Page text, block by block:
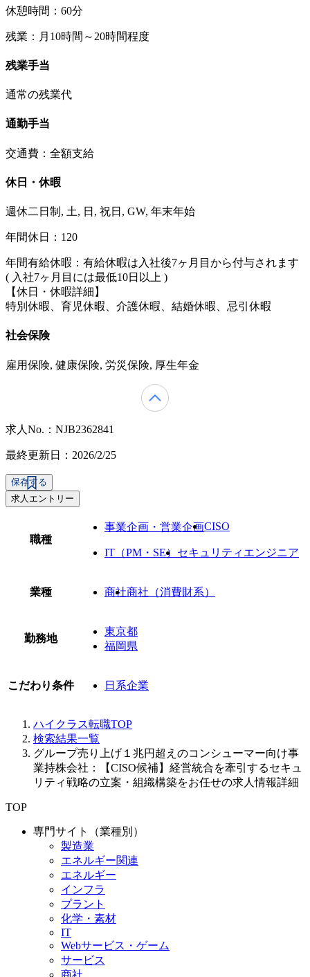
休憩時間：60分
残業：月10時間～20時間程度
残業手当
通常の残業代
通勤手当
交通費：全額支給
休日・休暇
週休二日制, 土, 日, 祝日, GW, 年末年始
年間休日：120
年間有給休暇：有給休暇は入社後7ヶ月目から付与されます
( 入社7ヶ月目には最低10日以上 )
【休日・休暇詳細】
特別休暇、育児休暇、介護休暇、結婚休暇、忌引休暇
社会保険
雇用保険, 健康保険, 労災保険, 厚生年金
求人No.：NJB2362841
最終更新日：2026/2/25
保存する
求人エントリー
職種
事業企画・営業企画CISO
IT（PM・SE） セキュリティエンジニア
業種 商社商社（消費財系）
勤務地
東京都
福岡県
こだわり条件 日系企業
ハイクラス転職TOP
検索結果一覧
グループ売り上げ１兆円超えのコンシューマー向け事
業持株会社：【CISO候補】経営統合を牽引するセキュ
リティ戦略の立案・組織構築をお任せの求人情報詳細
TOP
専門サイト（業種別）
製造業
エネルギー関連
エネルギー
インフラ
プラント
化学・素材
IT
Webサービス・ゲーム
サービス
商社